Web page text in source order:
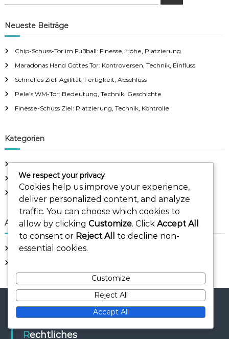
r
c
f
o
r
Neueste Beiträge
Chip-Schuss-Tor im Fußball: Finesse, Höhe, Platzierung
Maradonas Hand Gottes Tor: Kontroversen, Technik, Einfluss
Schnelles Ziel: Agilität, Fertigkeit, Abschluss
Pele’s WM-Tor: Bedeutung, Technik, Geschichte
Finesse-Schuss Ziel: Platzierung, Technik, Kontrolle
Kategorien
Berühmte Tore in der Fußballgeschichte
Torpunkte im Fußball
Torschusstechniken im Fußball
Archiv
February 2026
Rechtliches
We respect your privacy
Cookies help us improve your experience,
deliver personalized content, and analyze
traffic. You can choose which cookies to
allow by clicking Customize. Click Accept All
to consent or Reject All
to decline non-
essential cookies.
Customize
Reject All
Accept All